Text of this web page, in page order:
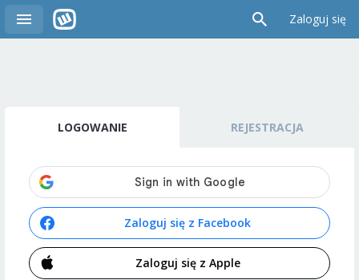
Zaloguj się
LOGOWANIE REJESTRACJA
Zaloguj się z Facebook
Zaloguj się z Apple